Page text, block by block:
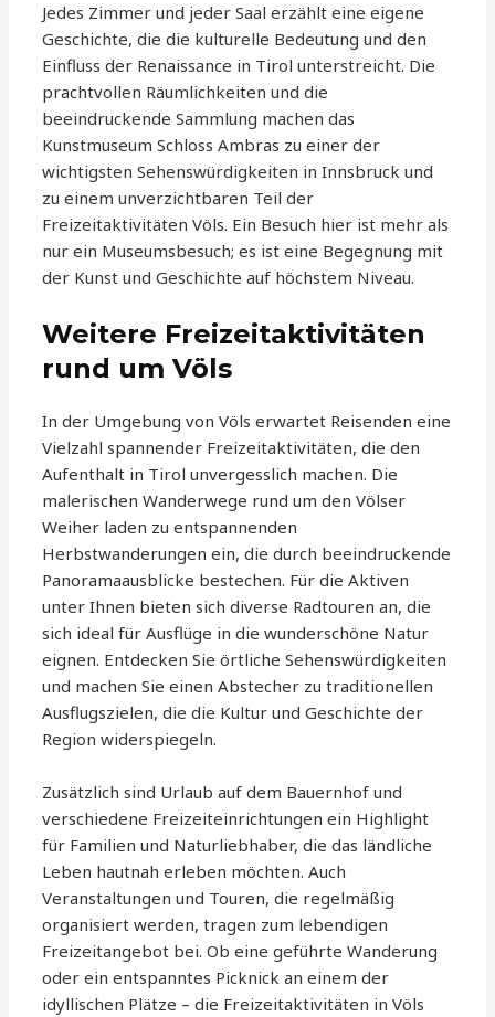
Jedes Zimmer und jeder Saal erzählt eine eigene
Geschichte, die die kulturelle Bedeutung und den
Einfluss der Renaissance in Tirol unterstreicht. Die
prachtvollen Räumlichkeiten und die
beeindruckende Sammlung machen das
Kunstmuseum Schloss Ambras zu einer der
wichtigsten Sehenswürdigkeiten in Innsbruck und
zu einem unverzichtbaren Teil der
Freizeitaktivitäten Völs. Ein Besuch hier ist mehr als
nur ein Museumsbesuch; es ist eine Begegnung mit
der Kunst und Geschichte auf höchstem Niveau.
Weitere Freizeitaktivitäten
rund um Völs
In der Umgebung von Völs erwartet Reisenden eine
Vielzahl spannender Freizeitaktivitäten, die den
Aufenthalt in Tirol unvergesslich machen. Die
malerischen Wanderwege rund um den Völser
Weiher laden zu entspannenden
Herbstwanderungen ein, die durch beeindruckende
Panoramaausblicke bestechen. Für die Aktiven
unter Ihnen bieten sich diverse Radtouren an, die
sich ideal für Ausflüge in die wunderschöne Natur
eignen. Entdecken Sie örtliche Sehenswürdigkeiten
und machen Sie einen Abstecher zu traditionellen
Ausflugszielen, die die Kultur und Geschichte der
Region widerspiegeln.
Zusätzlich sind Urlaub auf dem Bauernhof und
verschiedene Freizeiteinrichtungen ein Highlight
für Familien und Naturliebhaber, die das ländliche
Leben hautnah erleben möchten. Auch
Veranstaltungen und Touren, die regelmäßig
organisiert werden, tragen zum lebendigen
Freizeitangebot bei. Ob eine geführte Wanderung
oder ein entspanntes Picknick an einem der
idyllischen Plätze – die Freizeitaktivitäten in Völs